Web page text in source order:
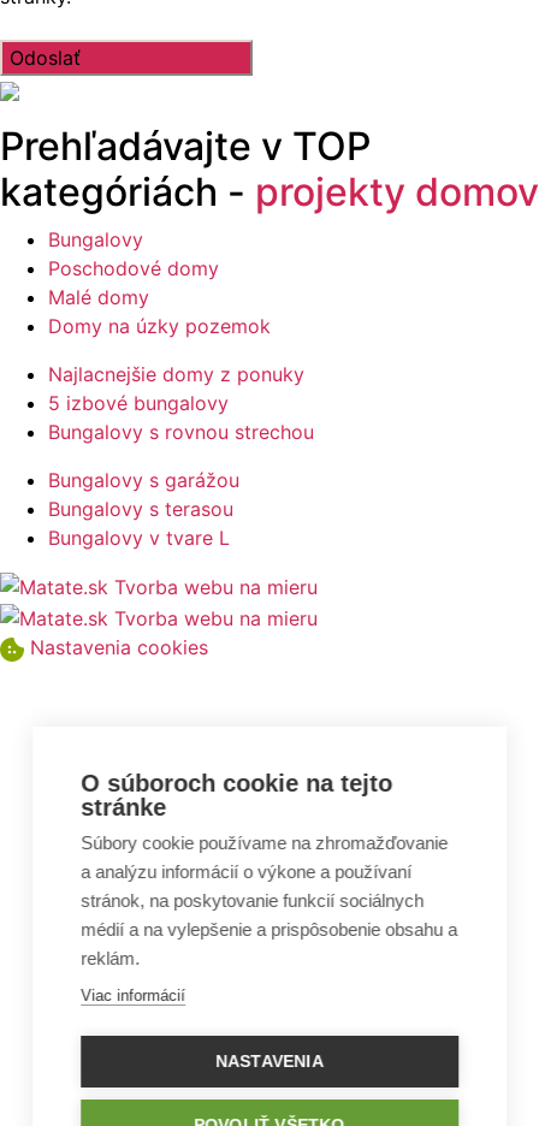
Prehľadávajte v TOP
kategóriách - projekty domov
Bungalovy
Poschodové domy
Malé domy
Domy na úzky pozemok
Najlacnejšie domy z ponuky
5 izbové bungalovy
Bungalovy s rovnou strechou
Bungalovy s garážou
Bungalovy s terasou
Bungalovy v tvare L
Nastavenia cookies
O súboroch cookie na tejto
stránke
Súbory cookie používame na zhromažďovanie
a analýzu informácií o výkone a používaní
stránok, na poskytovanie funkcií sociálnych
médií a na vylepšenie a prispôsobenie obsahu a
reklám.
Viac informácií
NASTAVENIA